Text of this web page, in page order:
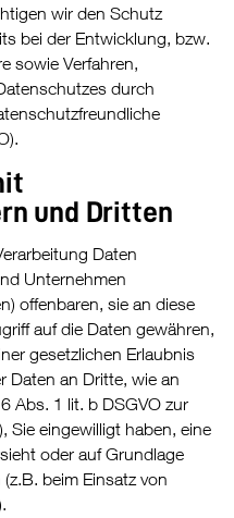
wir den Schutz
bei der Entwicklung, bzw.
sowie Verfahren,
durch
und Dritten
Daten
Unternehmen
offenbaren, sie an diese
auf die Daten gewähren,
gesetzlichen Erlaubnis
Daten an Dritte, wie an
Abs. 1 lit. b DSGVO zur
Sie eingewilligt haben, eine
oder auf Grundlage
beim Einsatz von